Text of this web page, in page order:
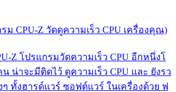
ม CPU-Z วัดดูความเร็ว CPU เครื่องคุณ)
Z โปรแกรมวัดความเร็ว CPU อีกหนึ่งโ
น่าจะมีติดไว้ ดูความเร็ว CPU และ ยังรว
ทั้งฮารด์แวร์ ซอฟต์แวร์ ในเครื่องด้วย ฟ